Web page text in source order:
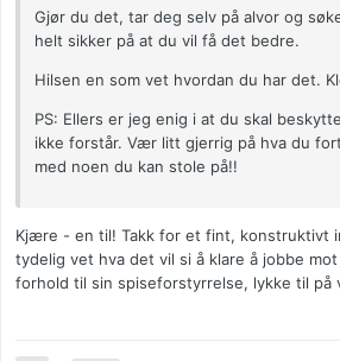
Gjør du det, tar deg selv på alvor og
helt sikker på at du vil få det bedre.
Hilsen en som vet hvordan du har det.
PS: Ellers er jeg enig i at du skal
ikke forstår. Vær litt gjerrig på hva du
med noen du kan stole på!!
Kjære - en til! Takk for et fint, konstruktivt
tydelig vet hva det vil si å klare å jobbe
forhold til sin spiseforstyrrelse, lykke til på